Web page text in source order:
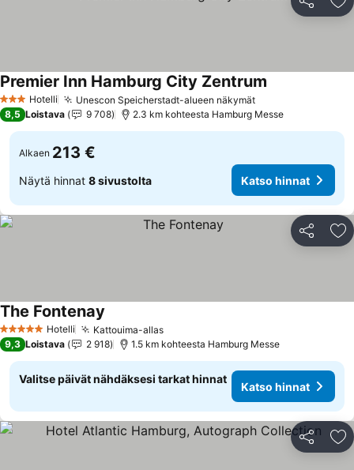
Jaa
3 Tähtiluokitus
Hotelli Unescon Speicherstadt-alueen näkymätKatso hinnat
Premier Inn Hamburg City Zentrum
8,5 Loistava 9 708 2.3 km kohteesta Hamburg Messe
Alkaen 213 €
Näytä hinnat 8 sivustolta Katso hinnat
Jaa
5 Tähtiluokitus
Hotelli Kattouima-allasKatso hinnat
The Fontenay
9,3 Loistava 2 918 1.5 km kohteesta Hamburg Messe
Valitse päivät nähdäksesi tarkat hinnat
Katso hinnat
Jaa